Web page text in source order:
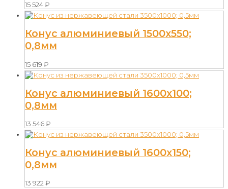
15 524₽
Конус алюминиевый 1500х550;
0,8мм
15 619 ₽
Конус алюминиевый 1600х100;
0,8мм
13 546₽
Конус алюминиевый 1600х150;
0,8мм
13 922 ₽